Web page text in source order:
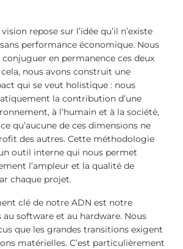
repose sur l’idée qu’il n’existe
performance économique. Nous
en permanence ces deux
nous avons construit une
qui se veut holistique : nous
la contribution d’une
à l’humain et à la société,
qu’aucune de ces dimensions ne
des autres. Cette méthodologie
outil interne qui nous permet
l’ampleur et la qualité de
chaque projet.
clé de notre ADN est notre
software et au hardware. Nous
que les grandes transitions exigent
matérielles. C’est particulièrement